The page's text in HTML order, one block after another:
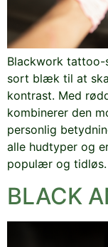
Blackwork tattoo-
sort blæk til at
kontrast. Med
kombinerer den
personlig
alle hudtyper og
populær og tidløs.
BLACK